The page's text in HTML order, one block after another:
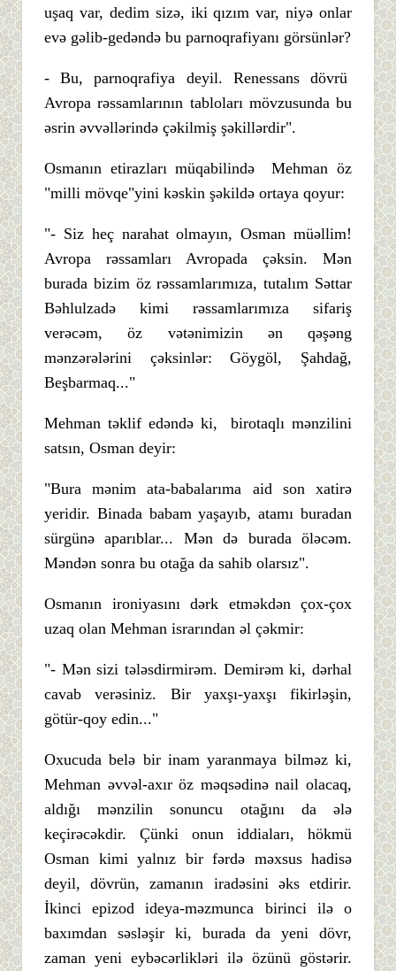
uşaq var, dedim sizə, iki qızım var, niyə onlar
evə gəlib-gedəndə bu parnoqrafiyanı görsünlər?
- Bu, parnoqrafiya deyil. Renessans dövrü
Avropa rəssamlarının tabloları mövzusunda bu
əsrin əvvəllərində çəkilmiş şəkillərdir".
Osmanın etirazları müqabilində Mehman öz
"milli mövqe"yini kəskin şəkildə ortaya qoyur:
"- Siz heç narahat olmayın, Osman müəllim!
Avropa rəssamları Avropada çəksin. Mən
burada bizim öz rəssamlarımıza, tutalım Səttar
Bəhlulzadə kimi rəssamlarımıza sifariş
verəcəm, öz vətənimizin ən qəşəng
mənzərələrini çəksinlər: Göygöl, Şahdağ,
Beşbarmaq..."
Mehman təklif edəndə ki, birotaqlı mənzilini
satsın, Osman deyir:
"Bura mənim ata-babalarıma aid son xatirə
yeridir. Binada babam yaşayıb, atamı buradan
sürgünə aparıblar... Mən də burada öləcəm.
Məndən sonra bu otağa da sahib olarsız".
Osmanın ironiyasını dərk etməkdən çox-çox
uzaq olan Mehman israrından əl çəkmir:
"- Mən sizi tələsdirmirəm. Demirəm ki, dərhal
cavab verəsiniz. Bir yaxşı-yaxşı fikirləşin,
götür-qoy edin..."
Oxucuda belə bir inam yaranmaya bilməz ki,
Mehman əvvəl-axır öz məqsədinə nail olacaq,
aldığı mənzilin sonuncu otağını da ələ
keçirəcəkdir. Çünki onun iddiaları, hökmü
Osman kimi yalnız bir fərdə məxsus hadisə
deyil, dövrün, zamanın iradəsini əks etdirir.
İkinci epizod ideya-məzmunca birinci ilə o
baxımdan səsləşir ki, burada da yeni dövr,
zaman yeni eybəcərlikləri ilə özünü göstərir.